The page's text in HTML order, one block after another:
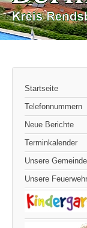
Startseite
Telefonnummern
Neue Berichte
Terminkalender
Unsere Gemeinde
Unsere Feuerwehr